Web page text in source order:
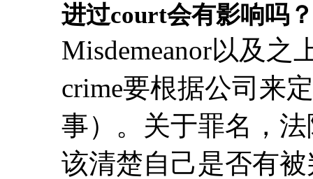
进过court会有影响吗？
Misdemeanor以及之
crime要根据公司来
事）。关于罪名，
该清楚自己是否有